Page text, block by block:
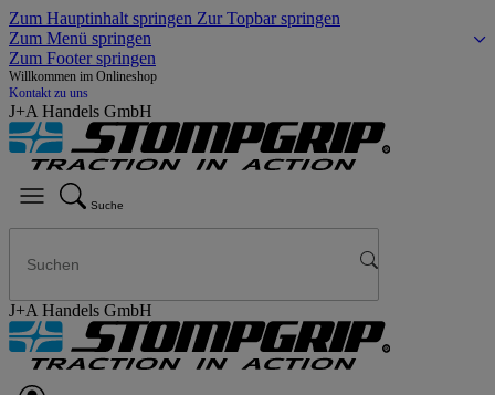
Zum Hauptinhalt springen Zur Topbar springen
Zum Menü springen
Zum Footer springen
Willkommen im Onlineshop
Kontakt zu uns
J+A Handels GmbH
Suche
J+A Handels GmbH